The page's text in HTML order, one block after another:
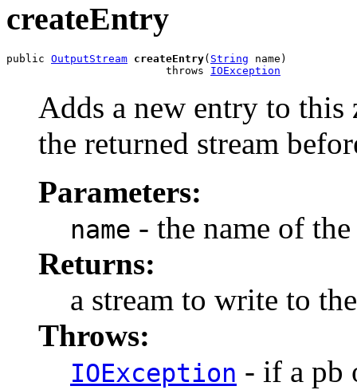
createEntry
public OutputStream createEntry( String name)
                         throws
IOException
Adds a new entry to
the returned stream
Parameters:
name - the name of
Returns:
a stream to write to
Throws:
IOException - if a pb